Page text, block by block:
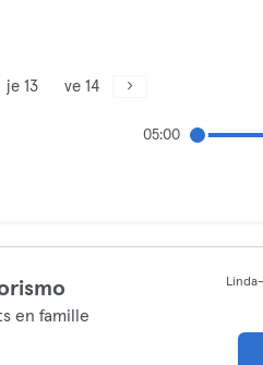
je 13 ve 14
05:00
en famille